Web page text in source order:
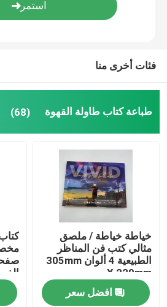
طباعة الكتب الملونة
طباعة الكتاب المقدس حسب
فئات أخرى منا
طباعة كتاب طاولة القهوة (68)
خياطة خياطة / ملصق
مثالي كتب فن المناظر
الطبيعية 4 ألوان 305mm
X 229mm
افضل سعر
الفن